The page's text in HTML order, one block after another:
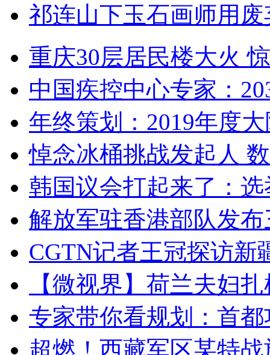
祁连山下玉石画师用
重庆30层居民楼大火
中国疾控中心专家：
年终策划：2019年度
悼念冰桶挑战发起人
韩国议会打起来了：
解放军驻香港部队发
CGTN记者王冠探访新
【微视界】荷兰夫妇
专家带你看规划：首
超燃！西藏军区某特